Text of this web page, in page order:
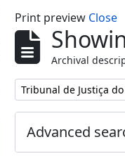
Print preview Close
Archival
Remove filter:
Tribunal de Justiça
Advanced